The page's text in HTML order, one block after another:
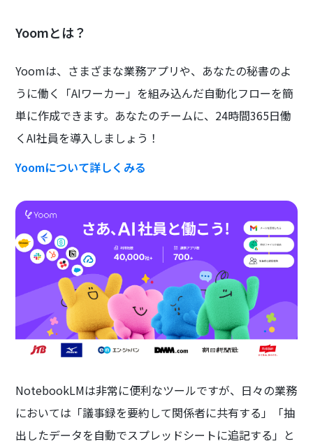
Yoomとは？
Yoomは、さまざまな業務アプリや、あなたの秘書のよ
うに働く「AIワーカー」を組み込んだ自動化フローを簡
単に作成できます。あなたのチームに、24時間365日働
くAI社員を導入しましょう！
Yoomについて詳しくみる
NotebookLMは非常に便利なツールですが、日々の業務
においては「議事録を要約して関係者に共有する」「抽
出したデータを自動でスプレッドシートに追記する」と